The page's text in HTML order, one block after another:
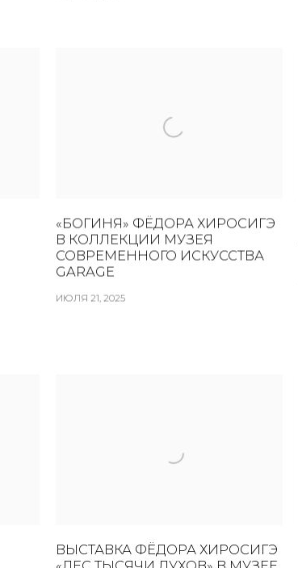
«БОГИНЯ» ФЁДОРА ХИРОСИГЭ
В КОЛЛЕКЦИИ МУЗЕЯ
СОВРЕМЕННОГО ИСКУССТВА
GARAGE
ИЮЛЯ 21, 2025
ВЫСТАВКА ФЁДОРА ХИРОСИГЭ